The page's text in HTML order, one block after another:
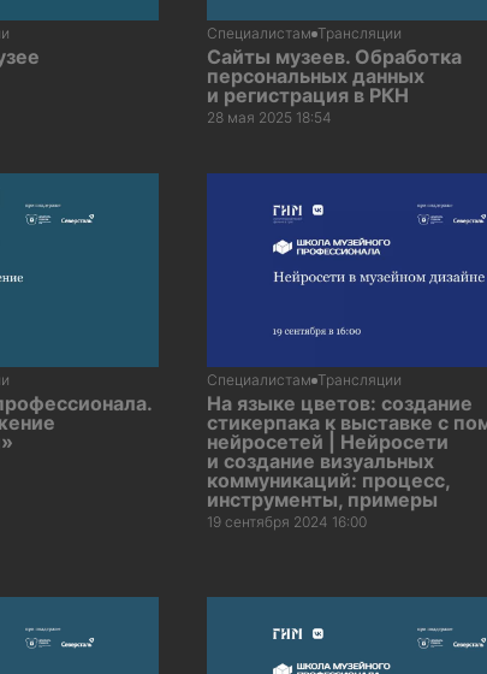
Специалистам Трансляции
Сайты музеев. Обработка
персональных данных
и регистрация в РКН
28 мая 2025 18:54
Специалистам Трансляции
На языке цветов: создание
стикерпака к выставке с
нейросетей | Нейросети
и создание визуальных
коммуникаций: процесс,
инструменты, примеры
19 сентября 2024 16:00